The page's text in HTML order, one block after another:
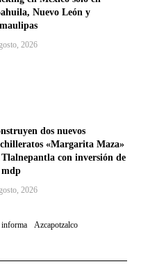
Nuevo León y
2026
dos nuevos
«Margarita Maza»
Tlalnepantla con inversión de
mdp
2026
informa Azcapotzalco